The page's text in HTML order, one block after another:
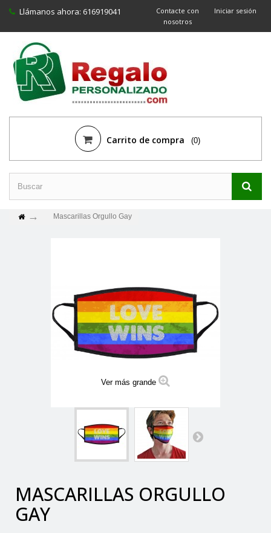
Iniciar sesión
Contacte con
nosotros
Llámanos ahora: 616919041
Carrito de compra (0)
Mascarillas Orgullo Gay
Ver más grande
MASCARILLAS ORGULLO
GAY